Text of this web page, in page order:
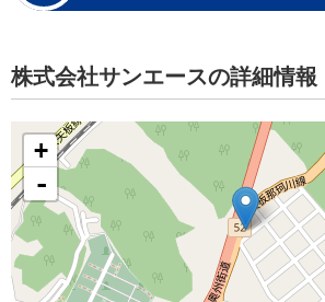
株式会社サンエースの詳細情報
+
-